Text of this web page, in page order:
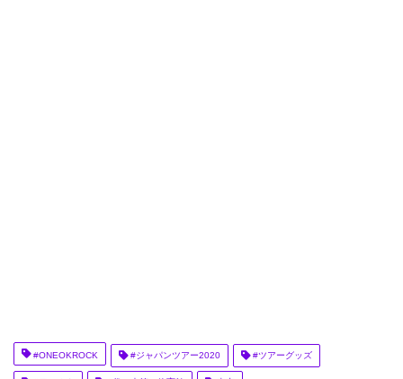
#ONEOKROCK #ジャパンツアー2020 #ツアーグッズ